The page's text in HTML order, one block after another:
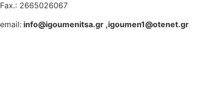
Fax.: 2665026067
email: info@igoumenitsa.gr ,igoumen1@otenet.gr